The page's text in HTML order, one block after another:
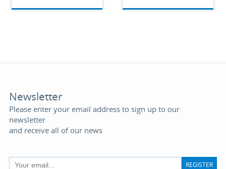
Newsletter
Please enter your email address to sign up to our
newsletter
and receive all of our news
REGISTER